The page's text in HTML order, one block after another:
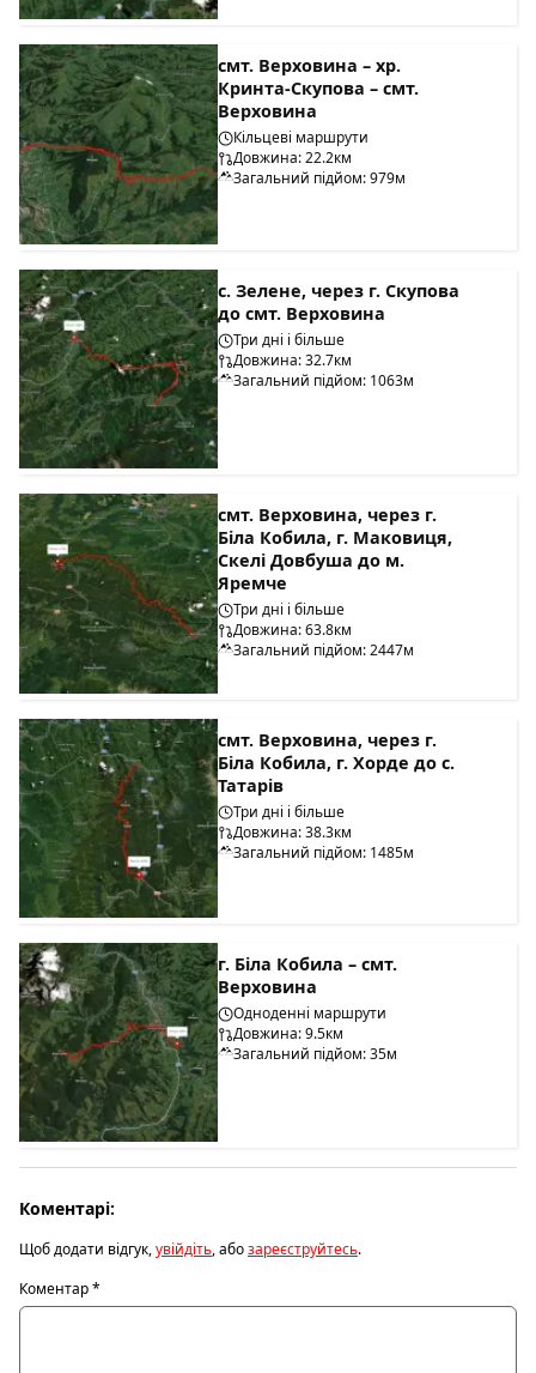
смт. Верховина – хр.
Кринта-Скупова – смт.
Верховина
Кільцеві маршрути
Довжина: 22.2км
Загальний підйом: 979м
с. Зелене, через г. Скупова
до смт. Верховина
Три дні і більше
Довжина: 32.7км
Загальний підйом: 1063м
смт. Верховина, через г.
Біла Кобила, г. Маковиця,
Скелі Довбуша до м.
Яремче
Три дні і більше
Довжина: 63.8км
Загальний підйом: 2447м
смт. Верховина, через г.
Біла Кобила, г. Хорде до с.
Татарів
Три дні і більше
Довжина: 38.3км
Загальний підйом: 1485м
г. Біла Кобила – смт.
Верховина
Одноденні маршрути
Довжина: 9.5км
Загальний підйом: 35м
Коментарі:
Щоб додати відгук,увійдіть, абозареєструйтесь.
Коментар*